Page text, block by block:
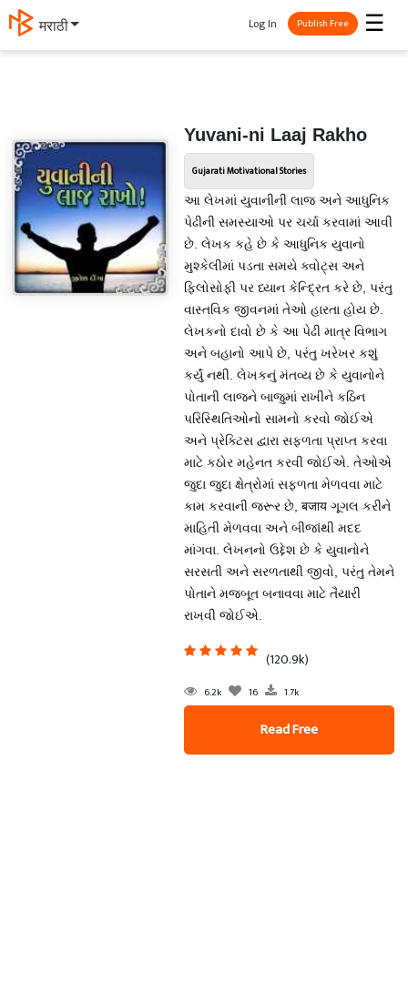
मराठी ☰
Log In Publish Free
Yuvani-ni Laaj Rakho
Gujarati Motivational Stories
આ લેખમાં યુવાનીની લાજ અને આધુનિક
પેઢીની સમસ્યાઓ પર ચર્ચા કરવામાં આવી
છે. લેખક કહે છે કે આધુનિક યુવાનો
મુશ્કેલીમાં પડતા સમયે ક્વોટ્સ અને
ફિલોસોફી પર ધ્યાન કેન્દ્રિત કરે છે, પરંતુ
વાસ્તવિક જીવનમાં તેઓ હારતા હોય છે.
લેખકનો દાવો છે કે આ પેઢી માત્ર વિભાગ
અને બહાનો આપે છે, પરંતુ ખરેખર કશું
કર્યું નથી. લેખકનું મંતવ્ય છે કે યુવાનોને
પોતાની લાજને બાજુમાં રાખીને કઠિન
પરિસ્થિતિઓનો સામનો કરવો જોઈએ
અને પ્રેક્ટિસ દ્વારા સફળતા પ્રાપ્ત કરવા
માટે કઠોર મહેનત કરવી જોઈએ. તેઓએ
જુદા જુદા ક્ષેત્રોમાં સફળતા મેળવવા માટે
કામ કરવાની જરૂર છે, बजाय ગૂગલ કરીને
માહિતી મેળવવા અને બીજાંથી મદદ
માંગવા. લેખનનો ઉદ્દેશ છે કે યુવાનોને
સરસતી અને સરળતાથી જીવો, પરંતુ તેમને
પોતાને મજબૂત બનાવવા માટે તૈયારી
રાખવી જોઈએ.
(120.9k)
6.2k 16 1.7k
Read Free